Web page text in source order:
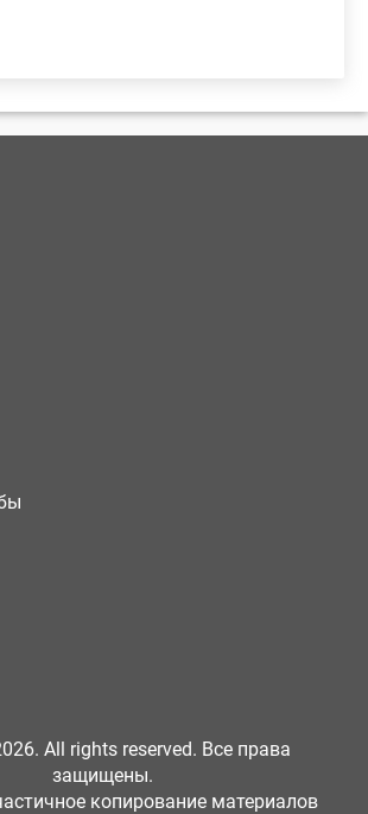
All rights reserved. Все права
защищены.
копирование материалов